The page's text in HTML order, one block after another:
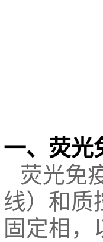
一、荧光
荧光免
线）和质
固定相